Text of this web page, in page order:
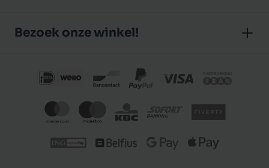
Klantbeoordelingen
Privacybeleid
Bezoek onze winkel!
J.P. Poelstraat 8
Nederland